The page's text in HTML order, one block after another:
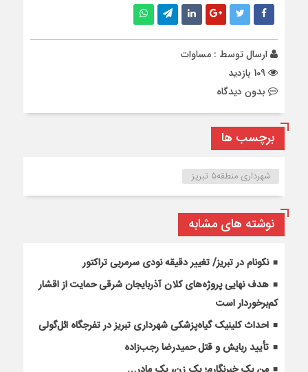
ارسال توسط : مساوات
بدون دیدگاه
برچسب ها
شهرداری منطقه۵ تبریز
نوشته های مشابه
نکونام در تبریز/ تغییر دقیقه نودی سرمربی تراکتور
هدف نهایی پروژه‌های کلان آذربایجان شرقی حمایت از اقشار
کم‌برخوردار است
احداث کلینیک گیاه‌پزشکی شهرداری تبریز در تفرجگاه ائل‌گولی
تأیید ربایش و قتل حمیدرضا رجب‌زاده